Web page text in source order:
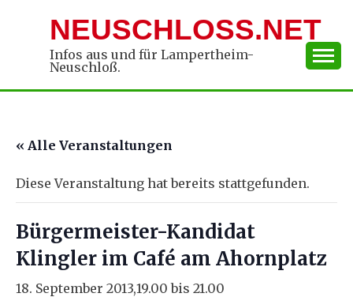
NEUSCHLOSS.NET
Infos aus und für Lampertheim-
Neuschloß.
« Alle Veranstaltungen
Diese Veranstaltung hat bereits stattgefunden.
Bürgermeister-Kandidat
Klingler im Café am Ahornplatz
18. September 2013,19.00 bis 21.00